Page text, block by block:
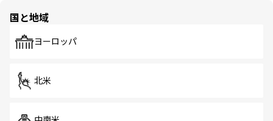
で、ホーカーズは地元の風情を楽しめる外せないスポット
国と地域
ヨーロッパ
北米